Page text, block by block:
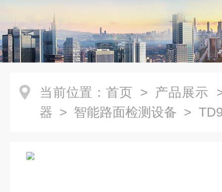
当前位置： 首页 > 产品展示
器 > 智能路面检测设备 >